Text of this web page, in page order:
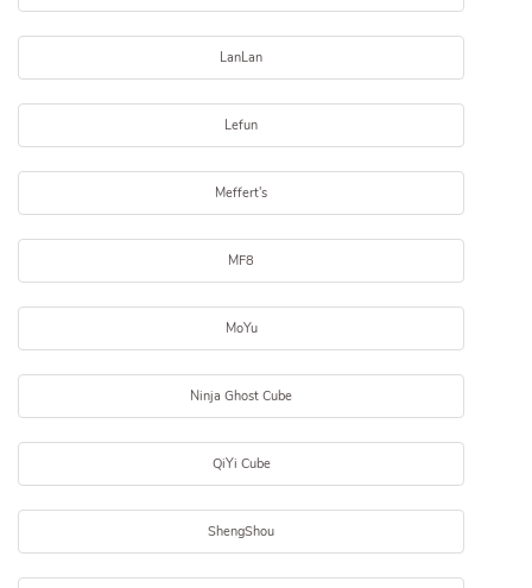
LanLan
Lefun
Meffert's
MF8
MoYu
Ninja Ghost Cube
QiYi Cube
ShengShou